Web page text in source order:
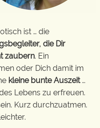
ist … die
die Dir
zaubern. Ein
oder Dich damit im
kleine bunte Auszeit…
Lebens zu erfreuen.
Kurz durchzuatmen.